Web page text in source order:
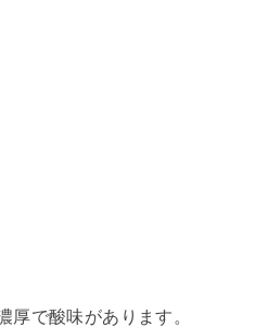
で酸味があります。